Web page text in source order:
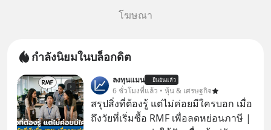
โฆษณา
กำลังนิยมในบล็อกดิต
ลงทุนแมน ยืนยันแล้ว
6 ชั่วโมงที่แล้ว • หุ้น & เศรษฐกิจ
สรุปสิ่งที่ต้องรู้ แต่ไม่ค่อยมีใครบอก เมื่อ
ถึงวัยที่เริ่มซื้อ RMF เพื่อลดหย่อนภาษี |